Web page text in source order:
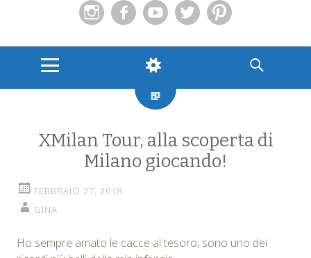
MENU
WIDGETS
SEARCH
XMilan Tour, alla scoperta di
Milano giocando!
FEBBRAIO 27, 2018
GINA
Ho sempre amato le cacce al tesoro, sono uno dei